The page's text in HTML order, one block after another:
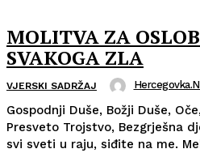
MOLITVA ZA
SVAKOGA ZLA
VJERSKI SADRŽAJ
Gospodnji Duše, Božji Duše,
Presveto Trojstvo, Bezgrješna
svi sveti u raju, siđite na me.